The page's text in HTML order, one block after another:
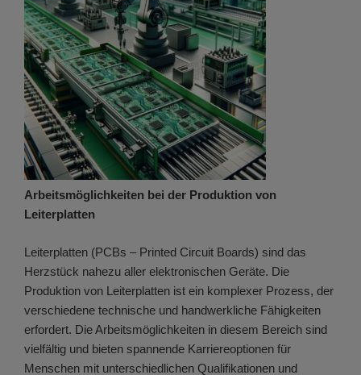
Arbeitsmöglichkeiten bei der Produktion von
Leiterplatten
Leiterplatten (PCBs – Printed Circuit Boards) sind das
Herzstück nahezu aller elektronischen Geräte. Die
Produktion von Leiterplatten ist ein komplexer Prozess, der
verschiedene technische und handwerkliche Fähigkeiten
erfordert. Die Arbeitsmöglichkeiten in diesem Bereich sind
vielfältig und bieten spannende Karriereoptionen für
Menschen mit unterschiedlichen Qualifikationen und